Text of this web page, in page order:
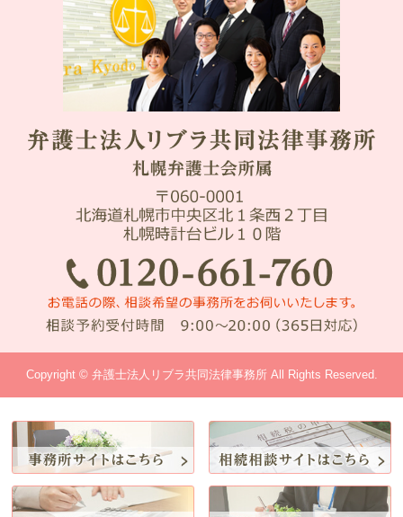
Copyright © 弁護士法人リブラ共同法律事務所 All Rights Reserved.